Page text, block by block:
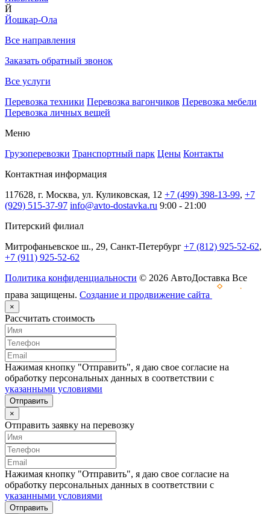
Й
Йошкар-Ола
Все направления
Заказать обратный звонок
Все услуги
Перевозка техники Перевозка вагончиков Перевозка мебели
Перевозка личных вещей
Меню
Грузоперевозки Транспортный парк Цены Контакты
Контактная информация
117628, г. Москва, ул. Куликовская, 12 +7 (499) 398-13-99, +7
(929) 515-37-97 info@avto-dostavka.ru 9:00 - 21:00
Питерский филиал
Митрофаньевское ш., 29, Санкт-Петербург +7 (812) 925-52-62,
+7 (911) 925-52-62
Политика конфиденциальности © 2026 АвтоДоставка Все
права защищены. Создание и продвижение сайта
×
Рассчитать стоимость
Нажимая кнопку "Отправить", я даю свое согласие на
обработку персональных данных в соответствии с
указанными условиями
Отправить
×
Отправить заявку на перевозку
Нажимая кнопку "Отправить", я даю свое согласие на
обработку персональных данных в соответствии с
указанными условиями
Отправить